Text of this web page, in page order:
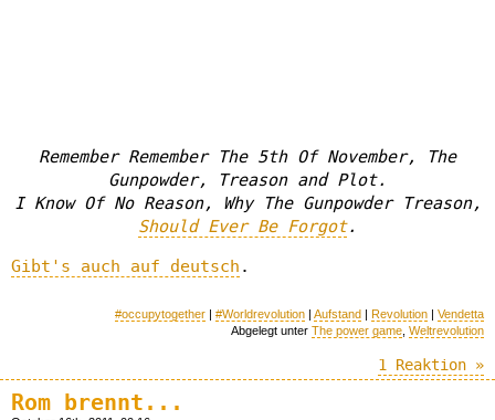
Remember Remember The 5th Of November, The
Gunpowder, Treason and Plot.
I Know Of No Reason, Why The Gunpowder Treason,
Should Ever Be Forgot.
Gibt's auch auf deutsch .
#occupytogether | #Worldrevolution | Aufstand | Revolution | Vendetta
Abgelegt unter The power game Weltrevolution
1 Reaktion »
Rom brennt...